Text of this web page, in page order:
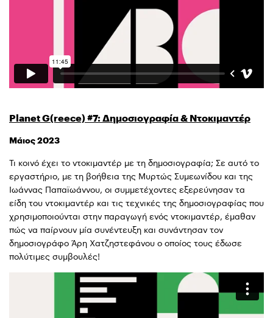
Planet G(reece) #7: Δημοσιογραφία & Ντοκιμαντέρ
Μάιος 2023
Τι κοινό έχει το ντοκιμαντέρ με τη δημοσιογραφία; Σε αυτό το
εργαστήριο, με τη βοήθεια της Μυρτώς Συμεωνίδου και της
Ιωάννας Παπαϊωάννου, οι συμμετέχοντες εξερεύνησαν τα
είδη του ντοκιμαντέρ και τις τεχνικές της δημοσιογραφίας που
χρησιμοποιούνται στην παραγωγή ενός ντοκιμαντέρ, έμαθαν
πώς να παίρνουν μία συνέντευξη και συνάντησαν τον
δημοσιογράφο Άρη Χατζηστεφάνου ο οποίος τους έδωσε
πολύτιμες συμβουλές!